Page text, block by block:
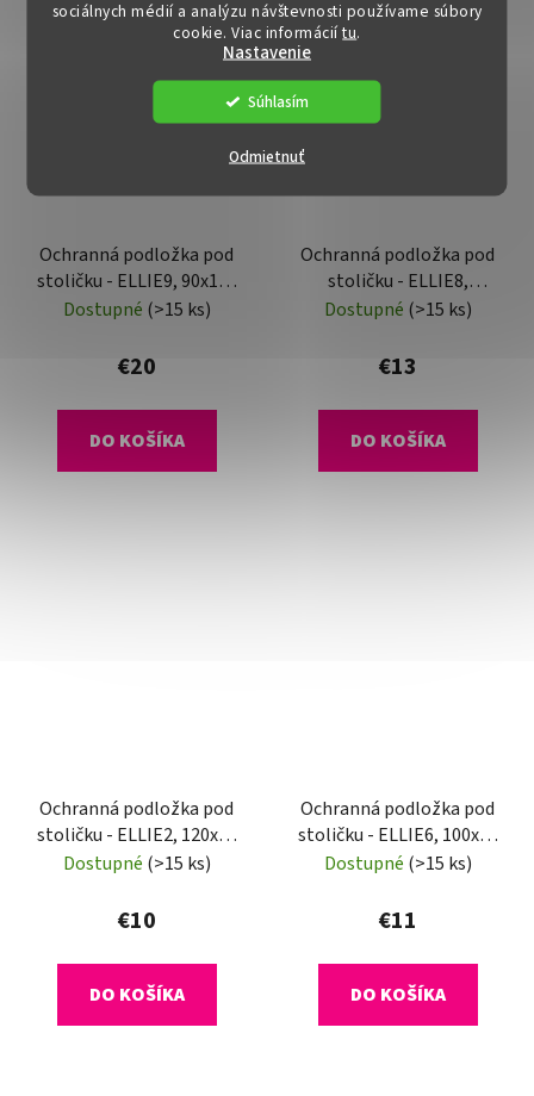
sociálnych médií a analýzu návštevnosti používame súbory
cookie. Viac informáciítu.
Nastavenie
Odmietnuť
Súhlasím
Ochranná podložka pod
stoličku - ELLIE9, 90x120
cm, 1,8 mm
Dostupné (>15 ks)
€20
DO KOŠÍKA
Ochranná podložka pod
stoličku - ELLIE8,
120x120 cm, 0,8 mm
Dostupné (>15 ks)
€13
DO KOŠÍKA
Ochranná podložka pod
stoličku - ELLIE2, 120x90
cm, 0,5 mm
Dostupné (>15 ks)
€10
DO KOŠÍKA
Ochranná podložka pod
stoličku - ELLIE6, 100x70
cm, 0,8 mm
Dostupné (>15 ks)
€11
DO KOŠÍKA